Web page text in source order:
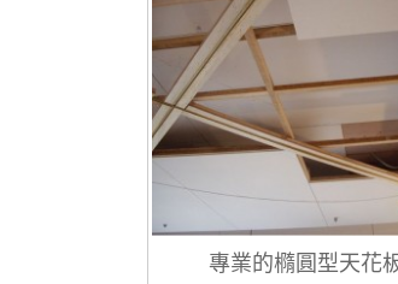
專業的橢圓型天花